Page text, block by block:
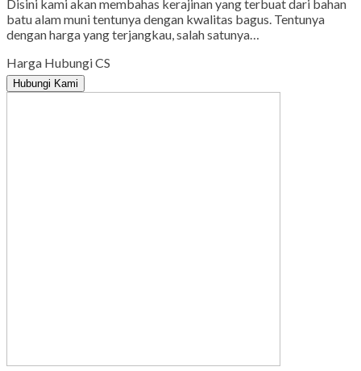
Disini kami akan membahas kerajinan yang terbuat dari bahan
batu alam muni tentunya dengan kwalitas bagus. Tentunya
dengan harga yang terjangkau, salah satunya…
Harga Hubungi CS
Hubungi Kami